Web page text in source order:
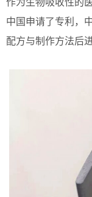
作为生物吸收性的
中国申请了专利，
配方与制作方法后